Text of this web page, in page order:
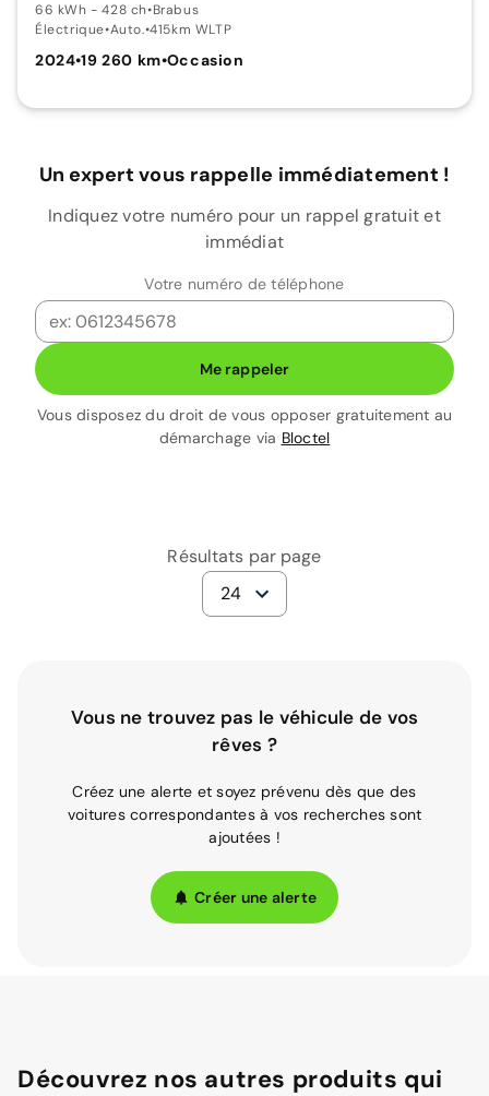
66 kWh - 428 ch•Brabus
Électrique•Auto.•415km WLTP
2024•19 260 km•Occasion
Un expert vous rappelle immédiatement !
Indiquez votre numéro pour un rappel gratuit et
immédiat
Votre numéro de téléphone
Me rappeler
Vous disposez du droit de vous opposer gratuitement au
démarchage via Bloctel
Résultats par page
24
Vous ne trouvez pas le véhicule de vos
rêves ?
Créez une alerte et soyez prévenu dès que des
voitures correspondantes à vos recherches sont
ajoutées !
Créer une alerte
Découvrez nos autres produits qui